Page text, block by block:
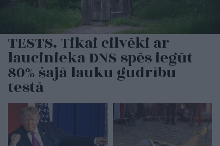
TESTS. Tikai cilvēki ar
laucinieka DNS spēs iegūt
80% šajā lauku gudrību
testā